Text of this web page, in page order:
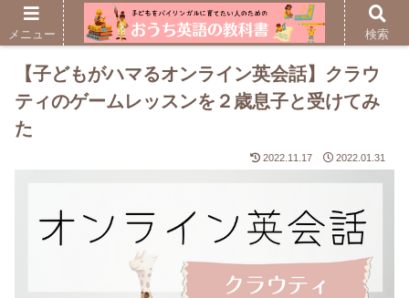
【子どもがハマるオンライン英会話】クラウ
ティのゲームレッスンを２歳息子と受けてみ
た
2022.11.17 2022.01.31
メニュー 検索